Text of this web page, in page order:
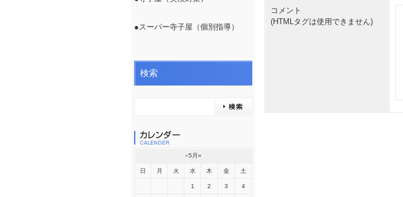
コメント
(HTMLタグは使用できません)
●スーパー寺子屋（個別指導）
検索
«5月»
日 月 火 水 木 金 土
1 2 3 4